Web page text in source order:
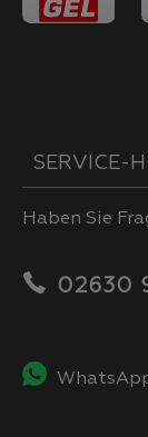
SERVICE-
Haben Sie
02630